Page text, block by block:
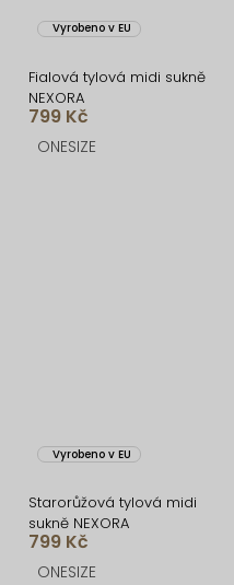
Vyrobeno v EU
Fialová tylová midi sukně
NEXORA
799 Kč
ONESIZE
Vyrobeno v EU
Starorůžová tylová midi
sukně NEXORA
799 Kč
ONESIZE